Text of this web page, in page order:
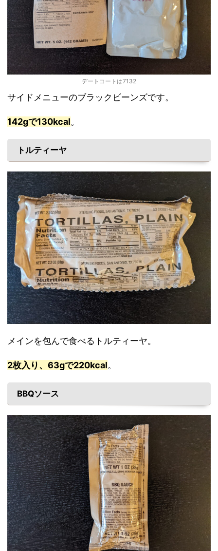
デートコートは7132
サイドメニューのブラックビーンズです。
142gで130kcal。
トルティーヤ
メインを包んで食べるトルティーヤ。
2枚入り、63gで220kcal。
BBQソース